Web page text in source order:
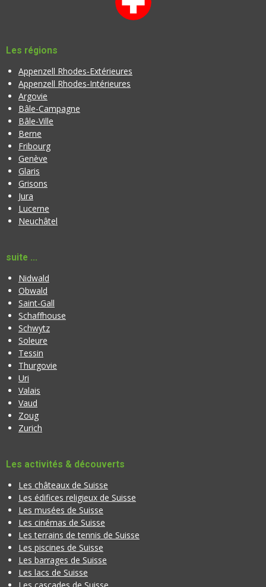
Les régions
Appenzell Rhodes-Extérieures
Appenzell Rhodes-Intérieures
Argovie
Bâle-Campagne
Bâle-Ville
Berne
Fribourg
Genève
Glaris
Grisons
Jura
Lucerne
Neuchâtel
suite ...
Nidwald
Obwald
Saint-Gall
Schaffhouse
Schwytz
Soleure
Tessin
Thurgovie
Uri
Valais
Vaud
Zoug
Zurich
Les activités & découverts
Les châteaux de Suisse
Les édifices religieux de Suisse
Les musées de Suisse
Les cinémas de Suisse
Les terrains de tennis de Suisse
Les piscines de Suisse
Les barrages de Suisse
Les lacs de Suisse